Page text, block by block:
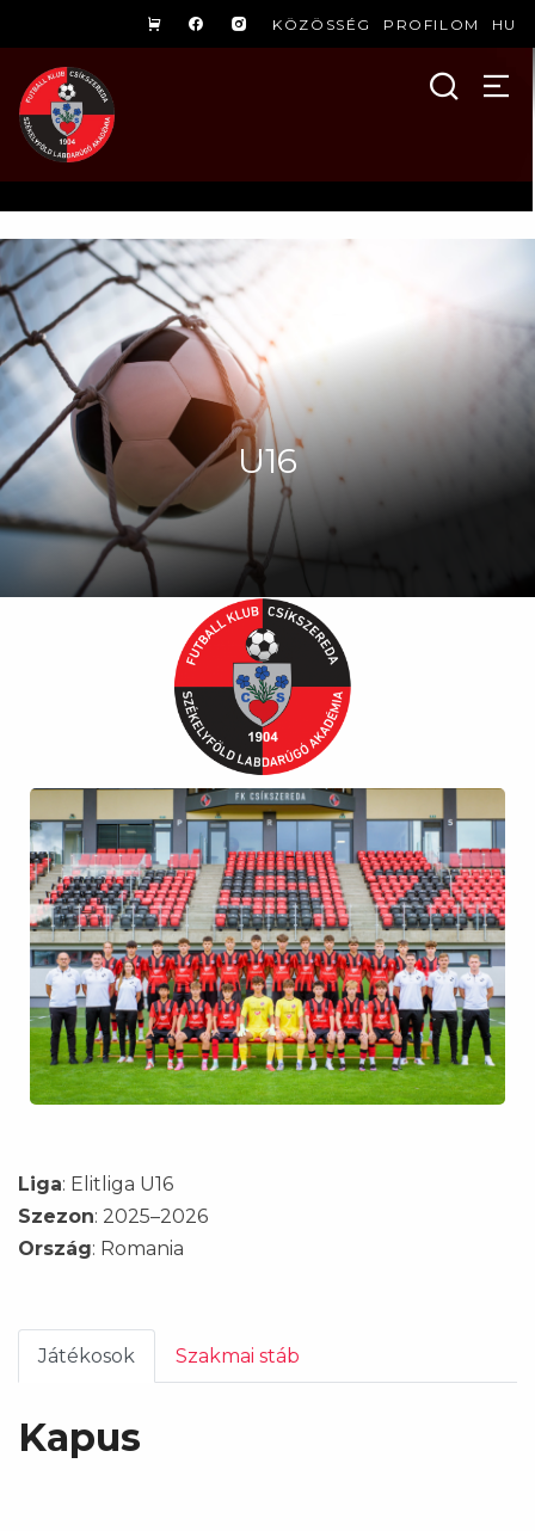
KÖZÖSSÉG PROFILOM HU
U16
Liga: Elitliga U16
Szezon: 2025–2026
Ország: Romania
Játékosok Szakmai stáb
Kapus